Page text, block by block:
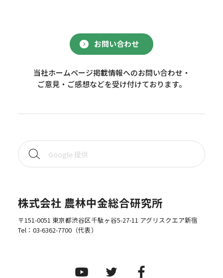
お問い合わせ
当社ホームページ掲載情報へのお問い合わせ・
ご意見・ご感想などを受け付けております。
株式会社 農林中金総合研究所
〒151-0051 東京都渋谷区千駄ヶ谷5-27-11 アグリスクエア新宿
Tel： 03-6362-7700（代表）